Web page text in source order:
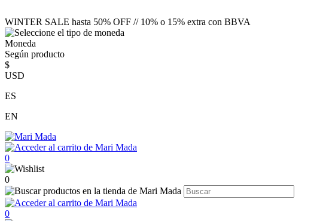
WINTER SALE hasta 50% OFF // 10% o 15% extra con BBVA
Moneda
Según producto
$
USD
ES
EN
0
0
0